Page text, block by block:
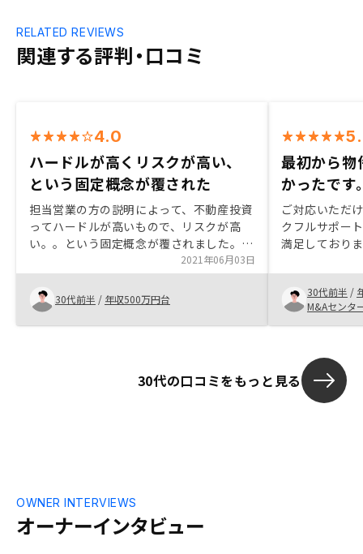
関連する評判・口コミ
RELATED REVIEWS
4.0
ハードルが高くリスクが高い、
という固定概念が覆された
担当営業の方の説明によって、不動産投資
ってハードルが高いもので、リスクが高
い。。という固定概念が覆されました。と
2021年06月03日
30代前半 / 年収500万円台
最初から物
かったです
ご対応いただ
クフルサポー
満足しており
どうかといっ
ては、即レス
い点について
ールで対応い
いきたいと感
しくお願い致
30代前半 /
M&Aセンタ
30代の口コミをもっと見る
オーナーインタビュー
OWNER INTERVIEWS